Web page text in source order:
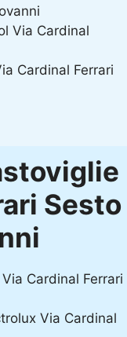
Via Cardinal
Cardinal Ferrari
Sesto
Cardinal Ferrari
Via Cardinal